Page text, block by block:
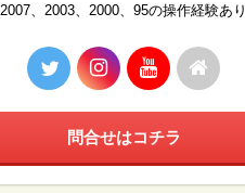
2007、2003、2000、95の操作経験あり
問合せはコチラ